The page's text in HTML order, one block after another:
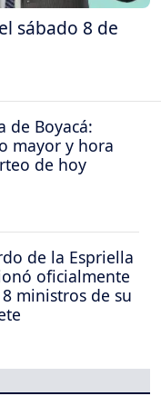
sábado 8 de
de Boyacá:
mayor y hora
de hoy
de la Espriella
oficialmente
ministros de su